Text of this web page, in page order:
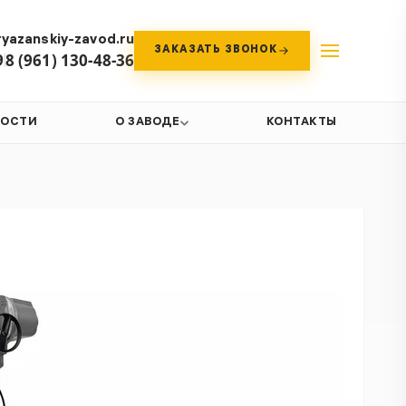
zavod.ru
8 (961) 130-48-36 ЗАКАЗАТЬ ЗВОНОК
О ЗАВОДЕ КОНТАКТЫ